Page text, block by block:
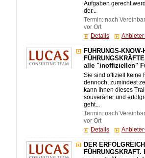
Aufgaben gerecht
der...
Termin: nach
vor Ort
Details
FÜHRUNGS-
alle "inoffiziellen"
Sie sind offiziell keine
dennoch, zumindest
kann Ihnen dieses
souveräner und
geht...
Termin: nach
vor Ort
Details
DER